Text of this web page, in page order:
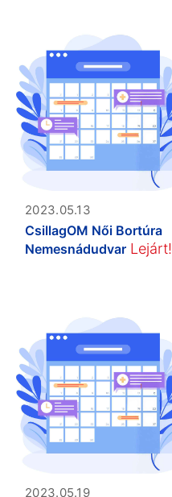
2023.05.13
CsillagOM Női Bortúra
Nemesnádudvar Lejárt!
2023.05.19